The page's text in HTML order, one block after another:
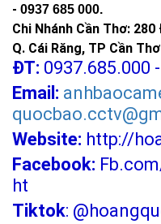
- 0937 685 000.
Chi Nhánh Cần Thơ:
Q. Cái Răng, TP Cần Thơ
ĐT: 0937.685.000
Email:
Website: http://
Facebook:
ht
Tiktok: